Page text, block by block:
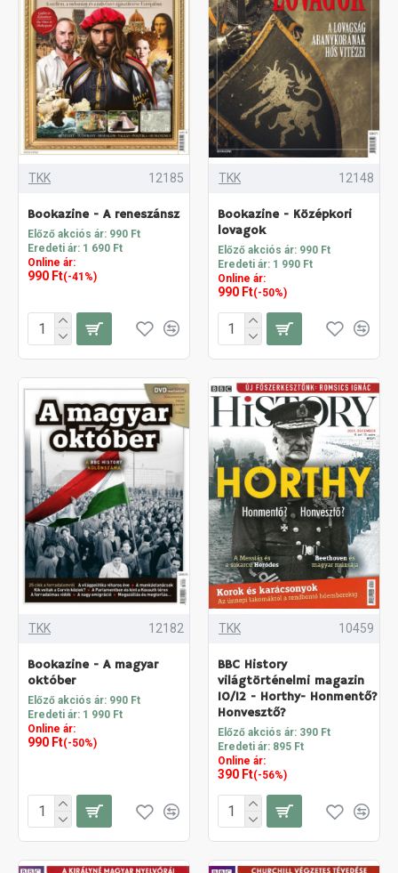
TKK 12185
Bookazine - A reneszánsz
Előző akciós ár: 990 Ft
Eredeti ár: 1 690 Ft
Online ár:
990 Ft(-41%)
TKK 12148
Bookazine - Középkori
lovagok
Előző akciós ár: 990 Ft
Eredeti ár: 1 990 Ft
Online ár:
990 Ft(-50%)
TKK 12182
Bookazine - A magyar
október
Előző akciós ár: 990 Ft
Eredeti ár: 1 990 Ft
Online ár:
990 Ft(-50%)
TKK 10459
BBC History
világtörténelmi magazin
10/12 - Horthy- Honmentő?
Honvesztő?
Előző akciós ár: 390 Ft
Eredeti ár: 895 Ft
Online ár:
390 Ft(-56%)